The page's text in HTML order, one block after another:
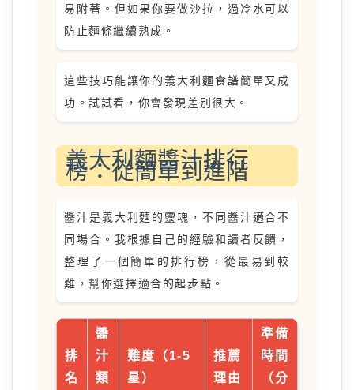
易附著。但如果你要做沙拉，過冷水可以
防止麵條繼續熟成。
這些技巧能讓你的義大利麵食譜簡單又成
功。試試看，你會發現差別很大。
義大利麵醬汁排行
榜：從簡單到進階
醬汁是義大利麵的靈魂，不同醬汁適合不
同場合。我根據自己的經驗和讀者反饋，
整理了一個簡單的排行榜，從最易到較
難，幫你選擇適合的起步點。
排
名
醬
汁
類
難度（1-5
星）
推薦
理由
準備
時間
（分